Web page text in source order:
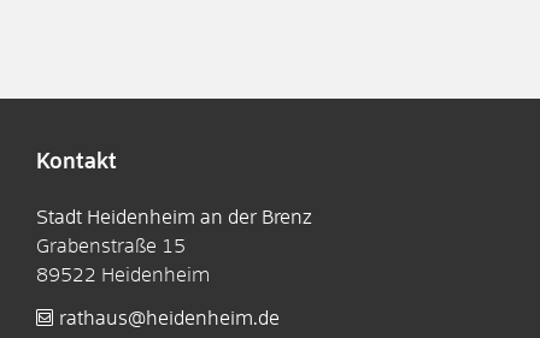
Kontakt
Stadt Heidenheim an der Brenz
Grabenstraße 15
89522 Heidenheim
rathaus@heidenheim.de